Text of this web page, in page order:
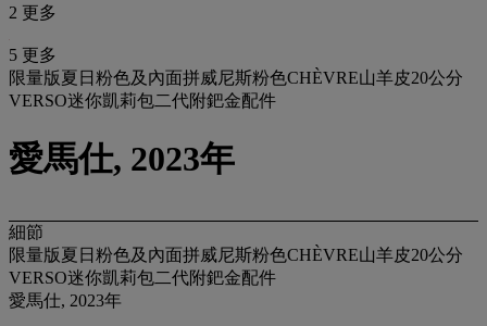
2 更多
5 更多
限量版夏日粉色及內面拼威尼斯粉色CHÈVRE山羊皮20公分
VERSO迷你凱莉包二代附鈀金配件
愛馬仕, 2023年
細節
限量版夏日粉色及內面拼威尼斯粉色CHÈVRE山羊皮20公分
VERSO迷你凱莉包二代附鈀金配件
愛馬仕, 2023年